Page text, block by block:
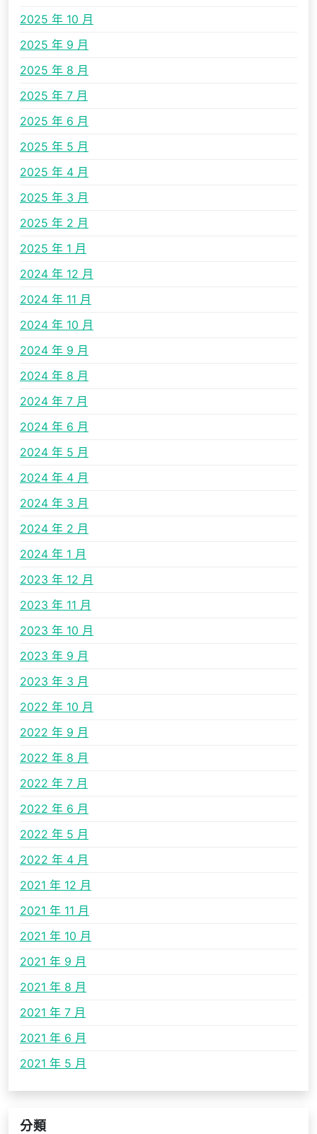
2025 年 10 月
2025 年 9 月
2025 年 8 月
2025 年 7 月
2025 年 6 月
2025 年 5 月
2025 年 4 月
2025 年 3 月
2025 年 2 月
2025 年 1 月
2024 年 12 月
2024 年 11 月
2024 年 10 月
2024 年 9 月
2024 年 8 月
2024 年 7 月
2024 年 6 月
2024 年 5 月
2024 年 4 月
2024 年 3 月
2024 年 2 月
2024 年 1 月
2023 年 12 月
2023 年 11 月
2023 年 10 月
2023 年 9 月
2023 年 3 月
2022 年 10 月
2022 年 9 月
2022 年 8 月
2022 年 7 月
2022 年 6 月
2022 年 5 月
2022 年 4 月
2021 年 12 月
2021 年 11 月
2021 年 10 月
2021 年 9 月
2021 年 8 月
2021 年 7 月
2021 年 6 月
2021 年 5 月
分類